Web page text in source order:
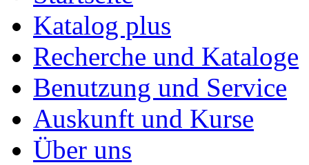
Katalog plus
Recherche und Kataloge
Benutzung und Service
Auskunft und Kurse
Über uns